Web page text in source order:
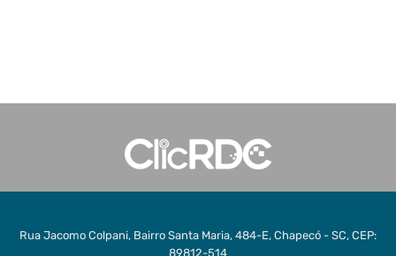
Rua Jacomo Colpani, Bairro Santa Maria, 484-E, Chapecó - SC, CEP:
89812-514